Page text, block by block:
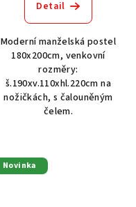
Detail
Moderní manželská postel
180x200cm, venkovní
rozměry:
š.190xv.110xhl.220cm na
nožičkách, s čalouněným
čelem.
Novinka